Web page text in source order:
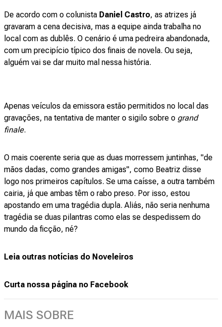
De acordo com o colunista Daniel Castro, as atrizes já
gravaram a cena decisiva, mas a equipe ainda trabalha no
local com as dublês. O cenário é uma pedreira abandonada,
com um precipício típico dos finais de novela. Ou seja,
alguém vai se dar muito mal nessa história.
Apenas veículos da emissora estão permitidos no local das
gravações, na tentativa de manter o sigilo sobre o grand
finale.
O mais coerente seria que as duas morressem juntinhas, "de
mãos dadas, como grandes amigas", como Beatriz disse
logo nos primeiros capítulos. Se uma caísse, a outra também
cairia, já que ambas têm o rabo preso. Por isso, estou
apostando em uma tragédia dupla. Aliás, não seria nenhuma
tragédia se duas pilantras como elas se despedissem do
mundo da ficção, né?
Leia outras notícias do Noveleiros
Curta nossa página no Facebook
MAIS SOBRE